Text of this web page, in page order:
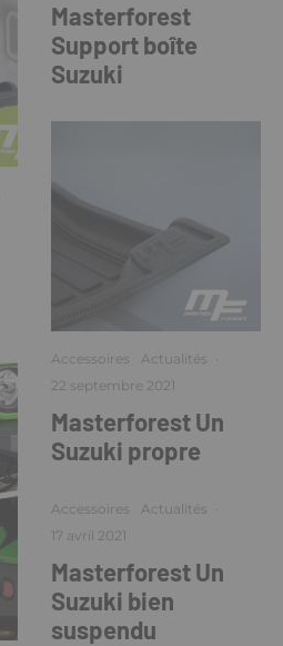
Masterforest
Support boîte
Suzuki
Accessoires Actualités ·
22 septembre 2021
Masterforest Un
Suzuki propre
Accessoires Actualités ·
17 avril 2021
Masterforest Un
Suzuki bien
suspendu